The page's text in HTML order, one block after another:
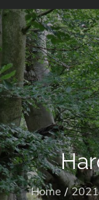
Home 2021